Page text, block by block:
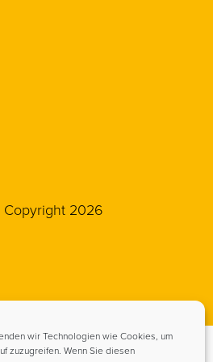
wir Technologien wie Cookies, um
zuzugreifen. Wenn Sie diesen
Copyright 2026